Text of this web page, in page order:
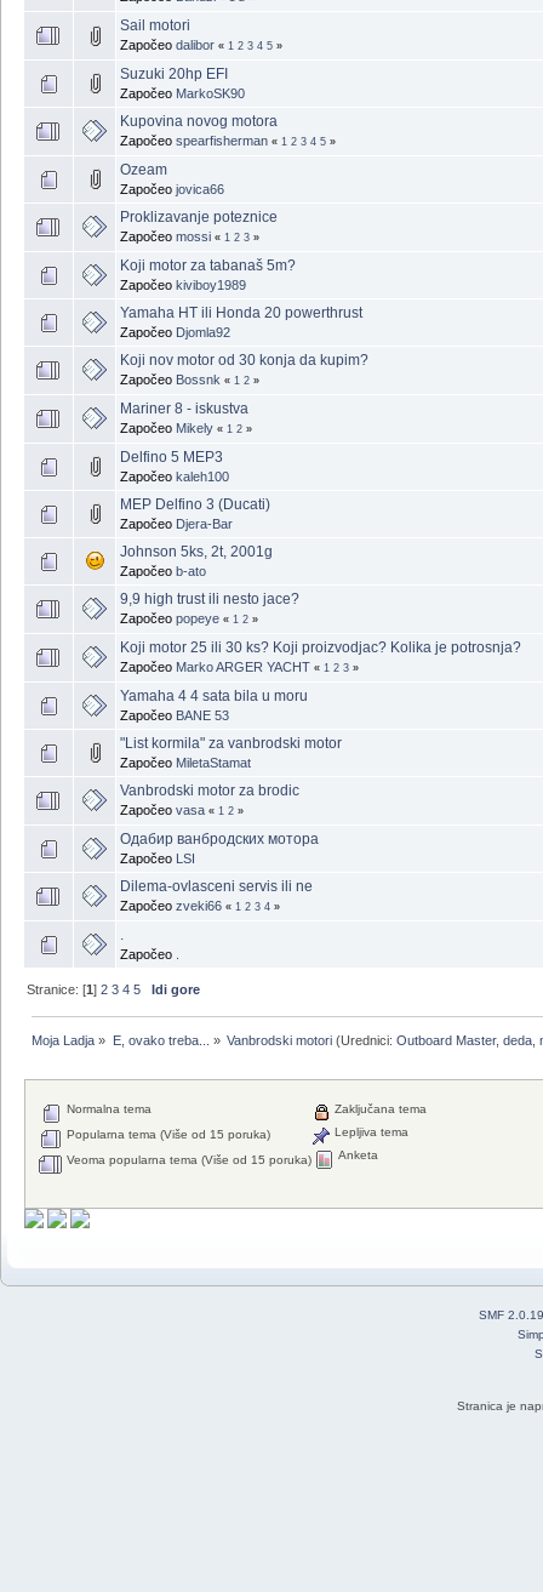
Sail motori
Započeo dalibor « 1 2 3 4 5 »
Suzuki 20hp EFI
Započeo MarkoSK90
Kupovina novog motora
Započeo spearfisherman « 1 2 3 4 5 »
Ozeam
Započeo jovica66
Proklizavanje poteznice
Započeo mossi « 1 2 3 »
Koji motor za tabanaš 5m?
Započeo kiviboy1989
Yamaha HT ili Honda 20 powerthrust
Započeo Djomla92
Koji nov motor od 30 konja da kupim?
Započeo Bossnk « 1 2 »
Mariner 8 - iskustva
Započeo Mikely « 1 2 »
Delfino 5 MEP3
Započeo kaleh100
MEP Delfino 3 (Ducati)
Započeo Djera-Bar
Johnson 5ks, 2t, 2001g
Započeo b-ato
9,9 high trust ili nesto jace?
Započeo popeye « 1 2 »
Koji motor 25 ili 30 ks? Koji proizvodjac? Kolika je potrosnja?
Započeo Marko ARGER YACHT « 1 2 3 »
Yamaha 4 4 sata bila u moru
Započeo BANE 53
"List kormila" za vanbrodski motor
Započeo MiletaStamat
Vanbrodski motor za brodic
Započeo vasa « 1 2 »
Oдабир ванбродских мотора
Započeo LSI
Dilema-ovlasceni servis ili ne
Započeo zveki66 « 1 2 3 4 »
.
Započeo
Stranice: [1]2 3 4 5 Idi gore
Moja Ladja » E, ovako treba... » Vanbrodski motori(Urednici: Outboard Master, deda,
Normalna tema
Popularna tema (Više od 15 poruka)
Veoma popularna tema (Više od 15 poruka)
Zaključana tema
Lepljiva tema
Anketa
SMF 2.0.19
Stranica je